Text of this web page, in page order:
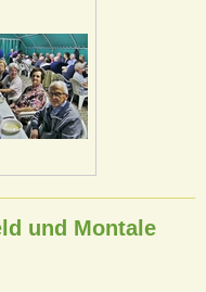
und Montale